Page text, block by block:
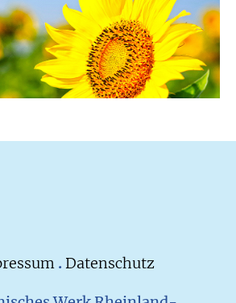
. Datenschutz